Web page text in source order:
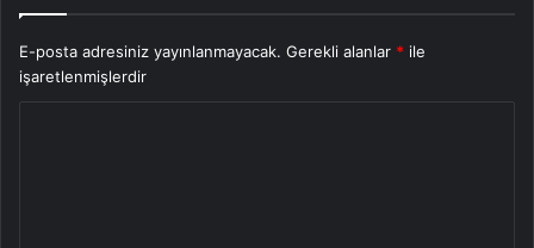
E-posta adresiniz yayınlanmayacak. Gerekli alanlar * ile
işaretlenmişlerdir